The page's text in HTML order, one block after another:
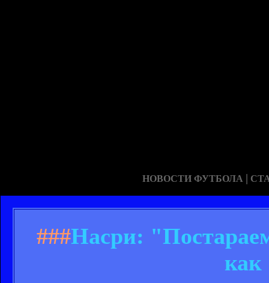
НОВОСТИ ФУТБОЛА |
###Насри: